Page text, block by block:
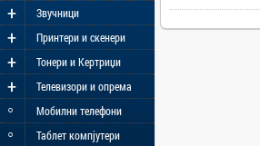
Звучници
+
Принтери и скенери
+
Тонери и Кертриџи
+
Телевизори и опрема
+
Мобилни телефони
◦
Таблет компјутери
◦